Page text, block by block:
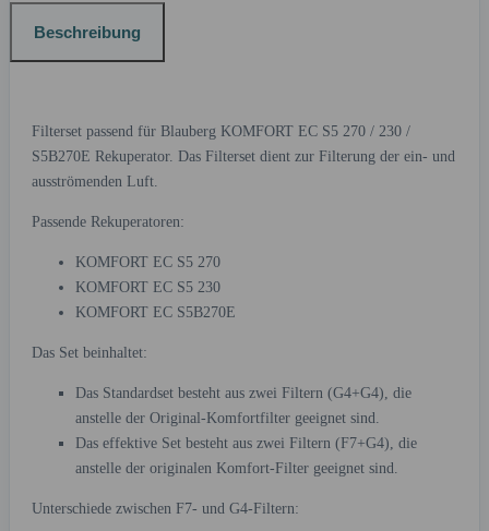
Beschreibung
Filterset passend für Blauberg KOMFORT EC S5 270 / 230 /
S5B270E Rekuperator. Das Filterset dient zur Filterung der ein- und
ausströmenden Luft.
Passende Rekuperatoren:
KOMFORT EC S5 270
KOMFORT EC S5 230
KOMFORT EC S5B270E
Das Set beinhaltet:
Das Standardset besteht aus zwei Filtern (G4+G4), die
anstelle der Original-Komfortfilter geeignet sind.
Das effektive Set besteht aus zwei Filtern (F7+G4), die
anstelle der originalen Komfort-Filter geeignet sind.
Unterschiede zwischen F7- und G4-Filtern: